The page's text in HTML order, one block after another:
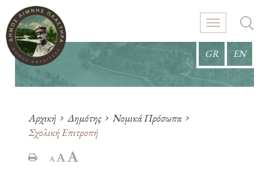
GR EN
Αρχική Δημότης
Νομικά Πρόσωπα
Σχολική Επιτροπή